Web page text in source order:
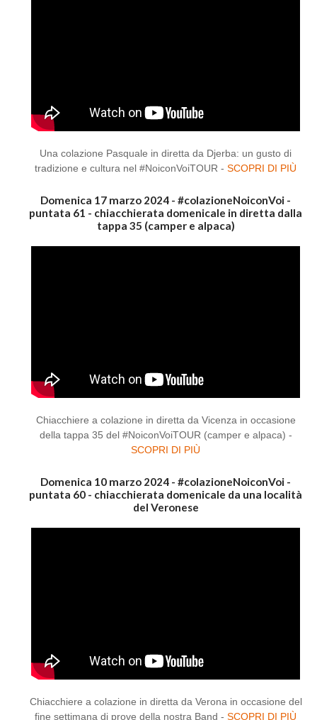
Una colazione Pasquale in diretta da Djerba: un gusto di
tradizione e cultura nel #NoiconVoiTOUR - SCOPRI DI PIÙ
Domenica 17 marzo 2024 - #colazioneNoiconVoi -
puntata 61 - chiacchierata domenicale in diretta dalla
tappa 35 (camper e alpaca)
Chiacchiere a colazione in diretta da Vicenza in occasione
della tappa 35 del #NoiconVoiTOUR (camper e alpaca) -
SCOPRI DI PIÙ
Domenica 10 marzo 2024 - #colazioneNoiconVoi -
puntata 60 - chiacchierata domenicale da una località
del Veronese
Chiacchiere a colazione in diretta da Verona in occasione del
fine settimana di prove della nostra Band - SCOPRI DI PIÙ